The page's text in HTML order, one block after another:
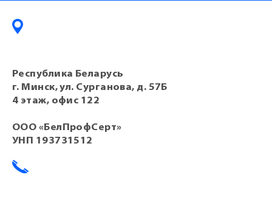
Республика Беларусь
г. Минск, ул. Сурганова, д. 57Б
4 этаж, офис 122
ООО «БелПрофСерт»
УНП 193731512